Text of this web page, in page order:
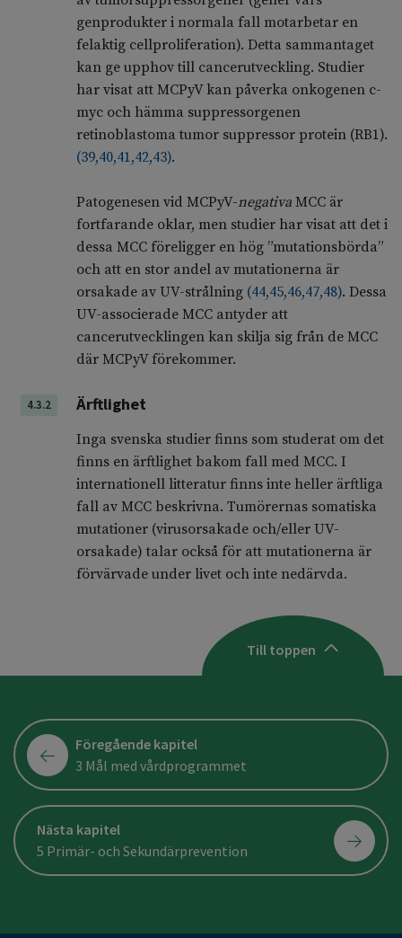
genprodukter i normala fall motarbetar en
felaktig cellproliferation). Detta sammantaget
kan ge upphov till cancerutveckling. Studier
har visat att MCPyV kan påverka onkogenen c-
myc och hämma suppressorgenen
retinoblastoma tumor suppressor protein (RB1).
(39,40,41,42,43).
Patogenesen vid MCPyV-negativaMCC är
fortfarande oklar, men studier har visat att det i
dessa MCC föreligger en hög ”mutationsbörda”
och att en stor andel av mutationerna är
orsakade av UV-strålning (44,45,46,47,48). Dessa
UV-associerade MCC antyder att
cancerutvecklingen kan skilja sig från de MCC
där MCPyV förekommer.
4.3.2 Ärftlighet
Inga svenska studier finns som studerat om det
finns en ärftlighet bakom fall med MCC. I
internationell litteratur finns inte heller ärftliga
fall av MCC beskrivna. Tumörernas somatiska
mutationer (virusorsakade och/eller UV-
orsakade) talar också för att mutationerna är
förvärvade under livet och inte nedärvda.
Till toppen
Föregående kapitel
3 Mål med vårdprogrammet
Nästa kapitel
5 Primär- och Sekundärprevention